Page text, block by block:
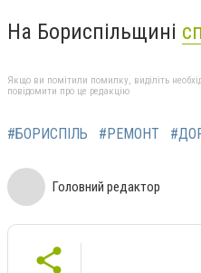
На Бориспільщині
Якщо ви помітили помилку, виділіть
повідомити про це редакцію
#БОРИСПІЛЬ #РЕМОНТ
Головний редактор